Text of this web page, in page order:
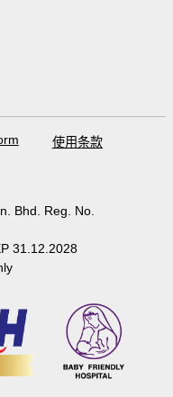
膜炎更严重，由50多
病，包括鹅口疮、阴道
疾病
染
。
使用条款
Bhd. Reg. No.
31.12.2028